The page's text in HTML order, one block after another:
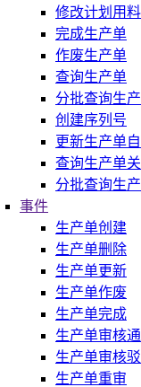
修改计划用料
完成生产单
作废生产单
查询生产单
分批查询生
创建序列号
更新生产单
查询生产单
分批查询生
事件
生产单创建
生产单删除
生产单更新
生产单作废
生产单完成
生产单审核
生产单审核
生产单重审